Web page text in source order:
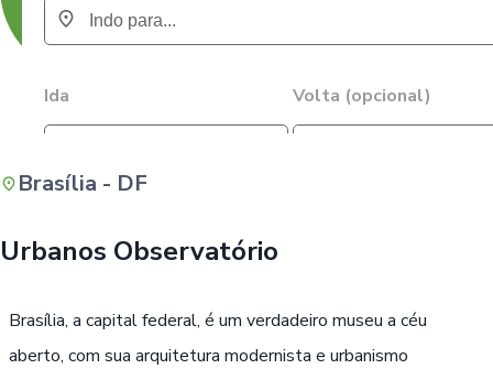
Ida Volta (opcional)
Brasília - DF
Urbanos Observatório
Brasília, a capital federal, é um verdadeiro museu a céu
aberto, com sua arquitetura modernista e urbanismo